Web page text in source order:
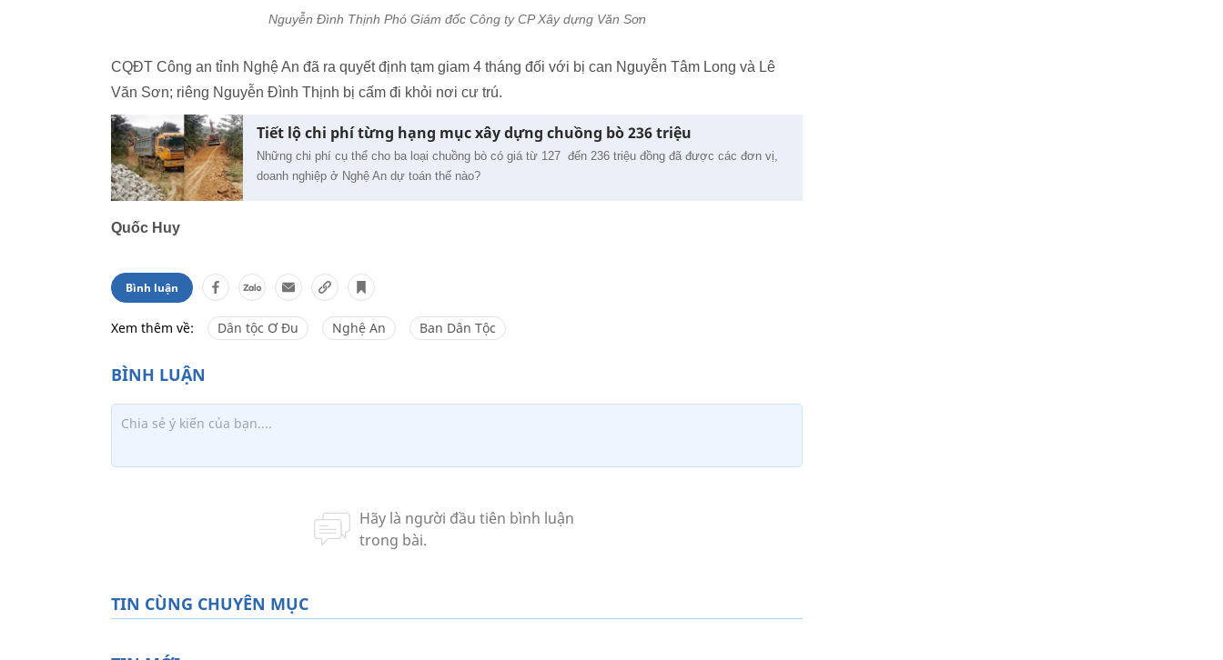
Nguyễn Đình Thịnh Phó Giám đốc Công ty CP Xây dựng Văn Sơn
CQĐT Công an tỉnh Nghệ An đã ra quyết định tạm giam 4 tháng đối với bị can Nguyễn Tâm Long và Lê
Văn Sơn; riêng Nguyễn Đình Thịnh bị cấm đi khỏi nơi cư trú.
Tiết lộ chi phí từng hạng mục xây dựng chuồng bò 236 triệu
Những chi phí cụ thể cho ba loại chuồng bò có giá từ 127 đến 236 triệu đồng đã được các đơn vị,
doanh nghiệp ở Nghệ An dự toán thế nào?
Quốc Huy
Bình luận
Xem thêm về: Dân tộc Ơ Đu Nghệ An Ban Dân Tộc
TIN CÙNG CHUYÊN MỤC